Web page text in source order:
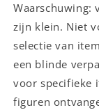
Waarschuwing:
zijn klein. Niet
selectie van
een blinde
voor specifieke
figuren